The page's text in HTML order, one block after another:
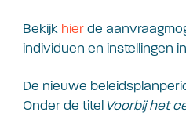
Bekijk hier de
individuen en instellingen
De nieuwe
Onder de titel Voorbij het